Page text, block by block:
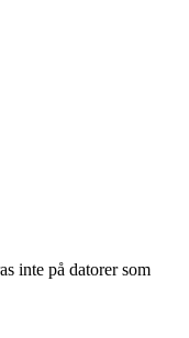
inte på datorer som